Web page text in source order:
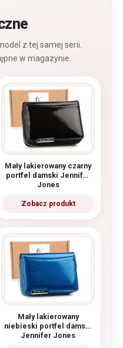
Mały lakierowany czarny
portfel damski Jennifer
Jones
Mały lakierowany
niebieski portfel damski
Jennifer Jones